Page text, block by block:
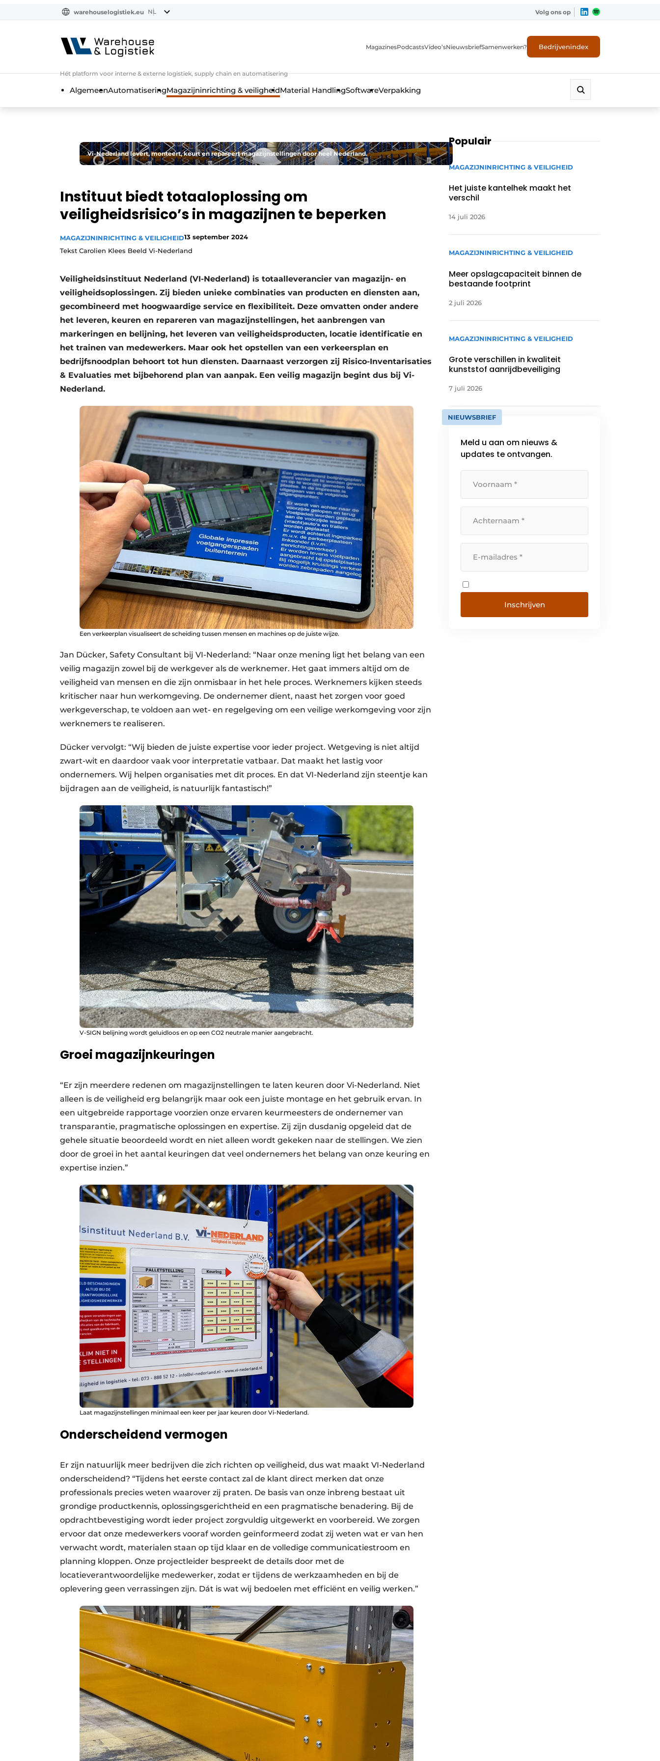
warehouselogistiek.eu NL Volg ons op
Hét platform voor interne & externe logistiek, supply chain en automatisering
MagazinesPodcastsVideo’sNieuwsbriefSamenwerken? Bedrijvenindex
AlgemeenAutomatiseringMagazijninrichting & veiligheidMaterial HandlingSoftwareVerpakking
Vi-Nederland levert, monteert, keurt en repareert magazijnstellingen door heel Nederland.
Instituut biedt totaaloplossing om
veiligheidsrisico’s in magazijnen te beperken
MAGAZIJNINRICHTING & VEILIGHEID13 september 2024
Tekst Carolien Klees Beeld Vi-Nederland
Veiligheidsinstituut Nederland (VI-Nederland) is totaalleverancier van magazijn- en
veiligheidsoplossingen. Zij bieden unieke combinaties van producten en diensten aan,
gecombineerd met hoogwaardige service en flexibiliteit. Deze omvatten onder andere
het leveren, keuren en repareren van magazijnstellingen, het aanbrengen van
markeringen en belijning, het leveren van veiligheidsproducten, locatie identificatie en
het trainen van medewerkers. Maar ook het opstellen van een verkeersplan en
bedrijfsnoodplan behoort tot hun diensten. Daarnaast verzorgen zij Risico-Inventarisaties
& Evaluaties met bijbehorend plan van aanpak. Een veilig magazijn begint dus bij Vi-
Nederland.
Een verkeerplan visualiseert de scheiding tussen mensen en machines op de juiste wijze.
Jan Dücker, Safety Consultant bij VI-Nederland: “Naar onze mening ligt het belang van een
veilig magazijn zowel bij de werkgever als de werknemer. Het gaat immers altijd om de
veiligheid van mensen en die zijn onmisbaar in het hele proces. Werknemers kijken steeds
kritischer naar hun werkomgeving. De ondernemer dient, naast het zorgen voor goed
werkgeverschap, te voldoen aan wet- en regelgeving om een veilige werkomgeving voor zijn
werknemers te realiseren.
Dücker vervolgt: “Wij bieden de juiste expertise voor ieder project. Wetgeving is niet altijd
zwart-wit en daardoor vaak voor interpretatie vatbaar. Dat maakt het lastig voor
ondernemers. Wij helpen organisaties met dit proces. En dat VI-Nederland zijn steentje kan
bijdragen aan de veiligheid, is natuurlijk fantastisch!”
V-SIGN belijning wordt geluidloos en op een CO2 neutrale manier aangebracht.
Groei magazijnkeuringen
“Er zijn meerdere redenen om magazijnstellingen te laten keuren door Vi-Nederland. Niet
alleen is de veiligheid erg belangrijk maar ook een juiste montage en het gebruik ervan. In
een uitgebreide rapportage voorzien onze ervaren keurmeesters de ondernemer van
transparantie, pragmatische oplossingen en expertise. Zij zijn dusdanig opgeleid dat de
gehele situatie beoordeeld wordt en niet alleen wordt gekeken naar de stellingen. We zien
door de groei in het aantal keuringen dat veel ondernemers het belang van onze keuring en
expertise inzien.”
Laat magazijnstellingen minimaal een keer per jaar keuren door Vi-Nederland.
Onderscheidend vermogen
Er zijn natuurlijk meer bedrijven die zich richten op veiligheid, dus wat maakt VI-Nederland
onderscheidend? “Tijdens het eerste contact zal de klant direct merken dat onze
professionals precies weten waarover zij praten. De basis van onze inbreng bestaat uit
grondige productkennis, oplossingsgerichtheid en een pragmatische benadering. Bij de
opdrachtbevestiging wordt ieder project zorgvuldig uitgewerkt en voorbereid. We zorgen
ervoor dat onze medewerkers vooraf worden geïnformeerd zodat zij weten wat er van hen
verwacht wordt, materialen staan op tijd klaar en de volledige communicatiestroom en
planning kloppen. Onze projectleider bespreekt de details door met de
locatieverantwoordelijke medewerker, zodat er tijdens de werkzaamheden en bij de
oplevering geen verrassingen zijn. Dát is wat wij bedoelen met efficiënt en veilig werken.”
Populair
MAGAZIJNINRICHTING & VEILIGHEID
Het juiste kantelhek maakt het
verschil
14 juli 2026
MAGAZIJNINRICHTING & VEILIGHEID
Meer opslagcapaciteit binnen de
bestaande footprint
2 juli 2026
MAGAZIJNINRICHTING & VEILIGHEID
Grote verschillen in kwaliteit
kunststof aanrijdbeveiliging
7 juli 2026
NIEUWSBRIEF
Meld u aan om nieuws &
updates te ontvangen.
Inschrijven